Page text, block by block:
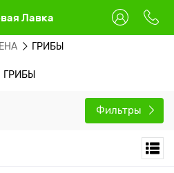
Лавка
ГРИБЫ
ГРИБЫ
Фильтры